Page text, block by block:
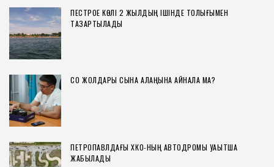
ПЕСТРОЕ КӨЛІ 2 ЖЫЛДЫҢ ІШІНДЕ ТОЛЫҒЫМЕН
ТАЗАРТЫЛАДЫ
СҚО ЖОЛДАРЫ СЫНАҚ АЛАҢЫНА АЙНАЛА МА?
ПЕТРОПАВЛДАҒЫ ХҚКО-НЫҢ АВТОДРОМЫ УАҚЫТША
ЖАБЫЛАДЫ